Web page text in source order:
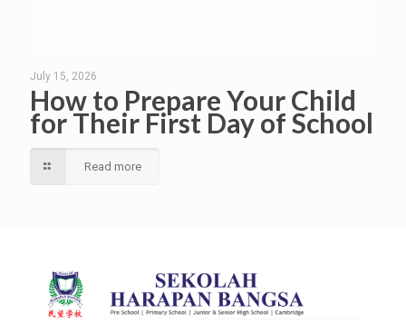
July 15, 2026
How to Prepare Your Child
for Their First Day of School
Read more